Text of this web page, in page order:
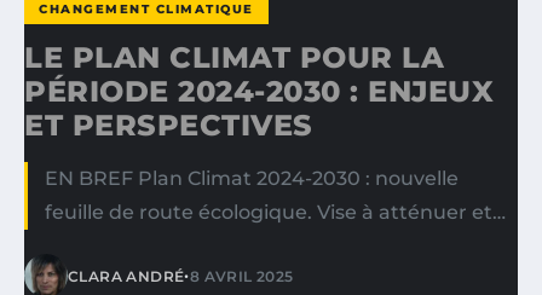
CHANGEMENT CLIMATIQUE
LE PLAN CLIMAT POUR LA
PÉRIODE 2024-2030 : ENJEUX
ET PERSPECTIVES
EN BREF Plan Climat 2024-2030 : nouvelle
feuille de route écologique. Vise à atténuer et…
CLARA ANDRÉ•8 AVRIL 2025